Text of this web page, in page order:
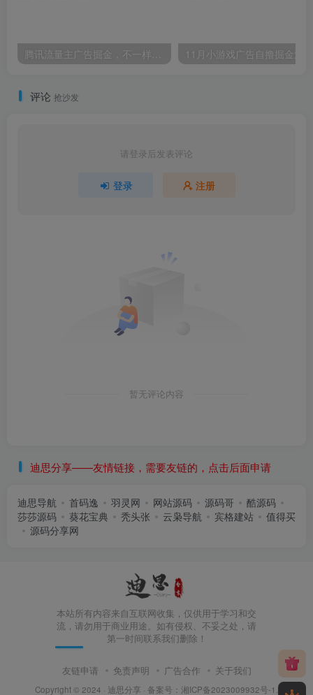
评论 抢沙发
请登录后发表评论
登录 注册
暂无评论内容
迪思分享——友情链接，需要友链的，点击后面申请
迪思导航 首码逸 羽灵网 网站源码 源码哥
酷源码
莎莎源码
葵花宝典 秃头张 云枭导航 宾格建站
值得买
源码分享网
本站所有内容来自互联网收集，仅供用于学习和交
流，请勿用于商业用途。如有侵权、不妥之处，请
第一时间联系我们删除！
友链申请 免责声明 广告合作 关于我们
Copyright © 2024 · 迪思分享 · 备案号： 湘ICP备2023009932号-1